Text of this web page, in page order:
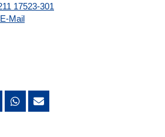
17523-301
Mail